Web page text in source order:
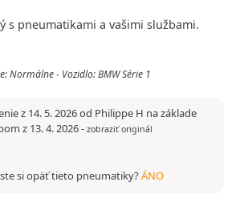
s pneumatikami a vašimi službami.
Normálne - Vozidlo: BMW Série 1
z 14. 5. 2026 od Philippe H na základe
z 13. 4. 2026- zobraziť originál
si opäť tieto pneumatiky?ÁNO